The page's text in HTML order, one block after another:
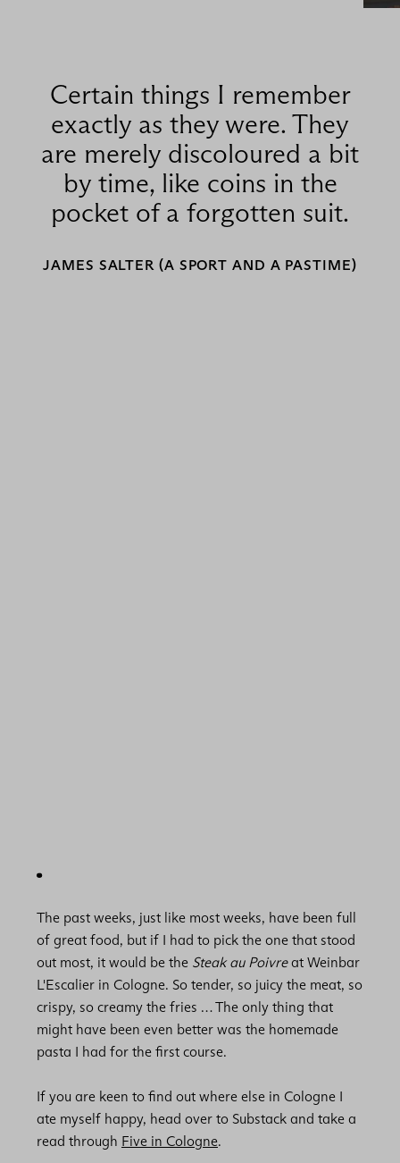
Certain things I remember
exactly as they were. They
are merely discoloured a bit
by time, like coins in the
pocket of a forgotten suit.
JAMES SALTER (A SPORT AND A PASTIME)
The past weeks, just like most weeks, have been full
of great food, but if I had to pick the one that stood
out most, it would be the Steak au Poivreat Weinbar
L'Escalier in Cologne. So tender, so juicy the meat, so
crispy, so creamy the fries … The only thing that
might have been even better was the homemade
pasta I had for the first course.
If you are keen to find out where else in Cologne I
ate myself happy, head over to Substack and take a
read through Five in Cologne.